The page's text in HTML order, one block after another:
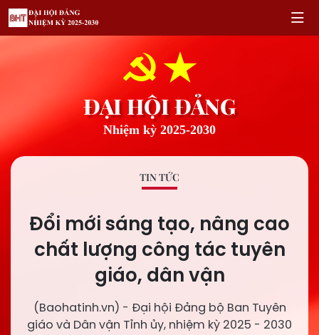
ĐẠI HỘI ĐẢNG
Nhiệm kỳ 2025-2030
TIN TỨC
Đổi mới sáng tạo, nâng cao
chất lượng công tác tuyên
giáo, dân vận
(Baohatinh.vn) - Đại hội Đảng bộ Ban Tuyên
giáo và Dân vận Tỉnh ủy, nhiệm kỳ 2025 - 2030